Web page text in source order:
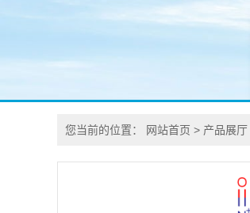
您当前的位置： 网站首页 > 产品展厅